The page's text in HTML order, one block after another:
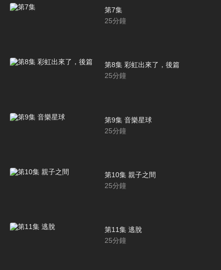
第7集
25分鐘
第8集 彩虹出來了，後篇
25分鐘
第9集 音樂星球
25分鐘
第10集 親子之間
25分鐘
第11集 逃脫
25分鐘